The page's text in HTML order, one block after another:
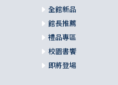
全館新品
館長推薦
禮品專區
校園書饗
即將登場